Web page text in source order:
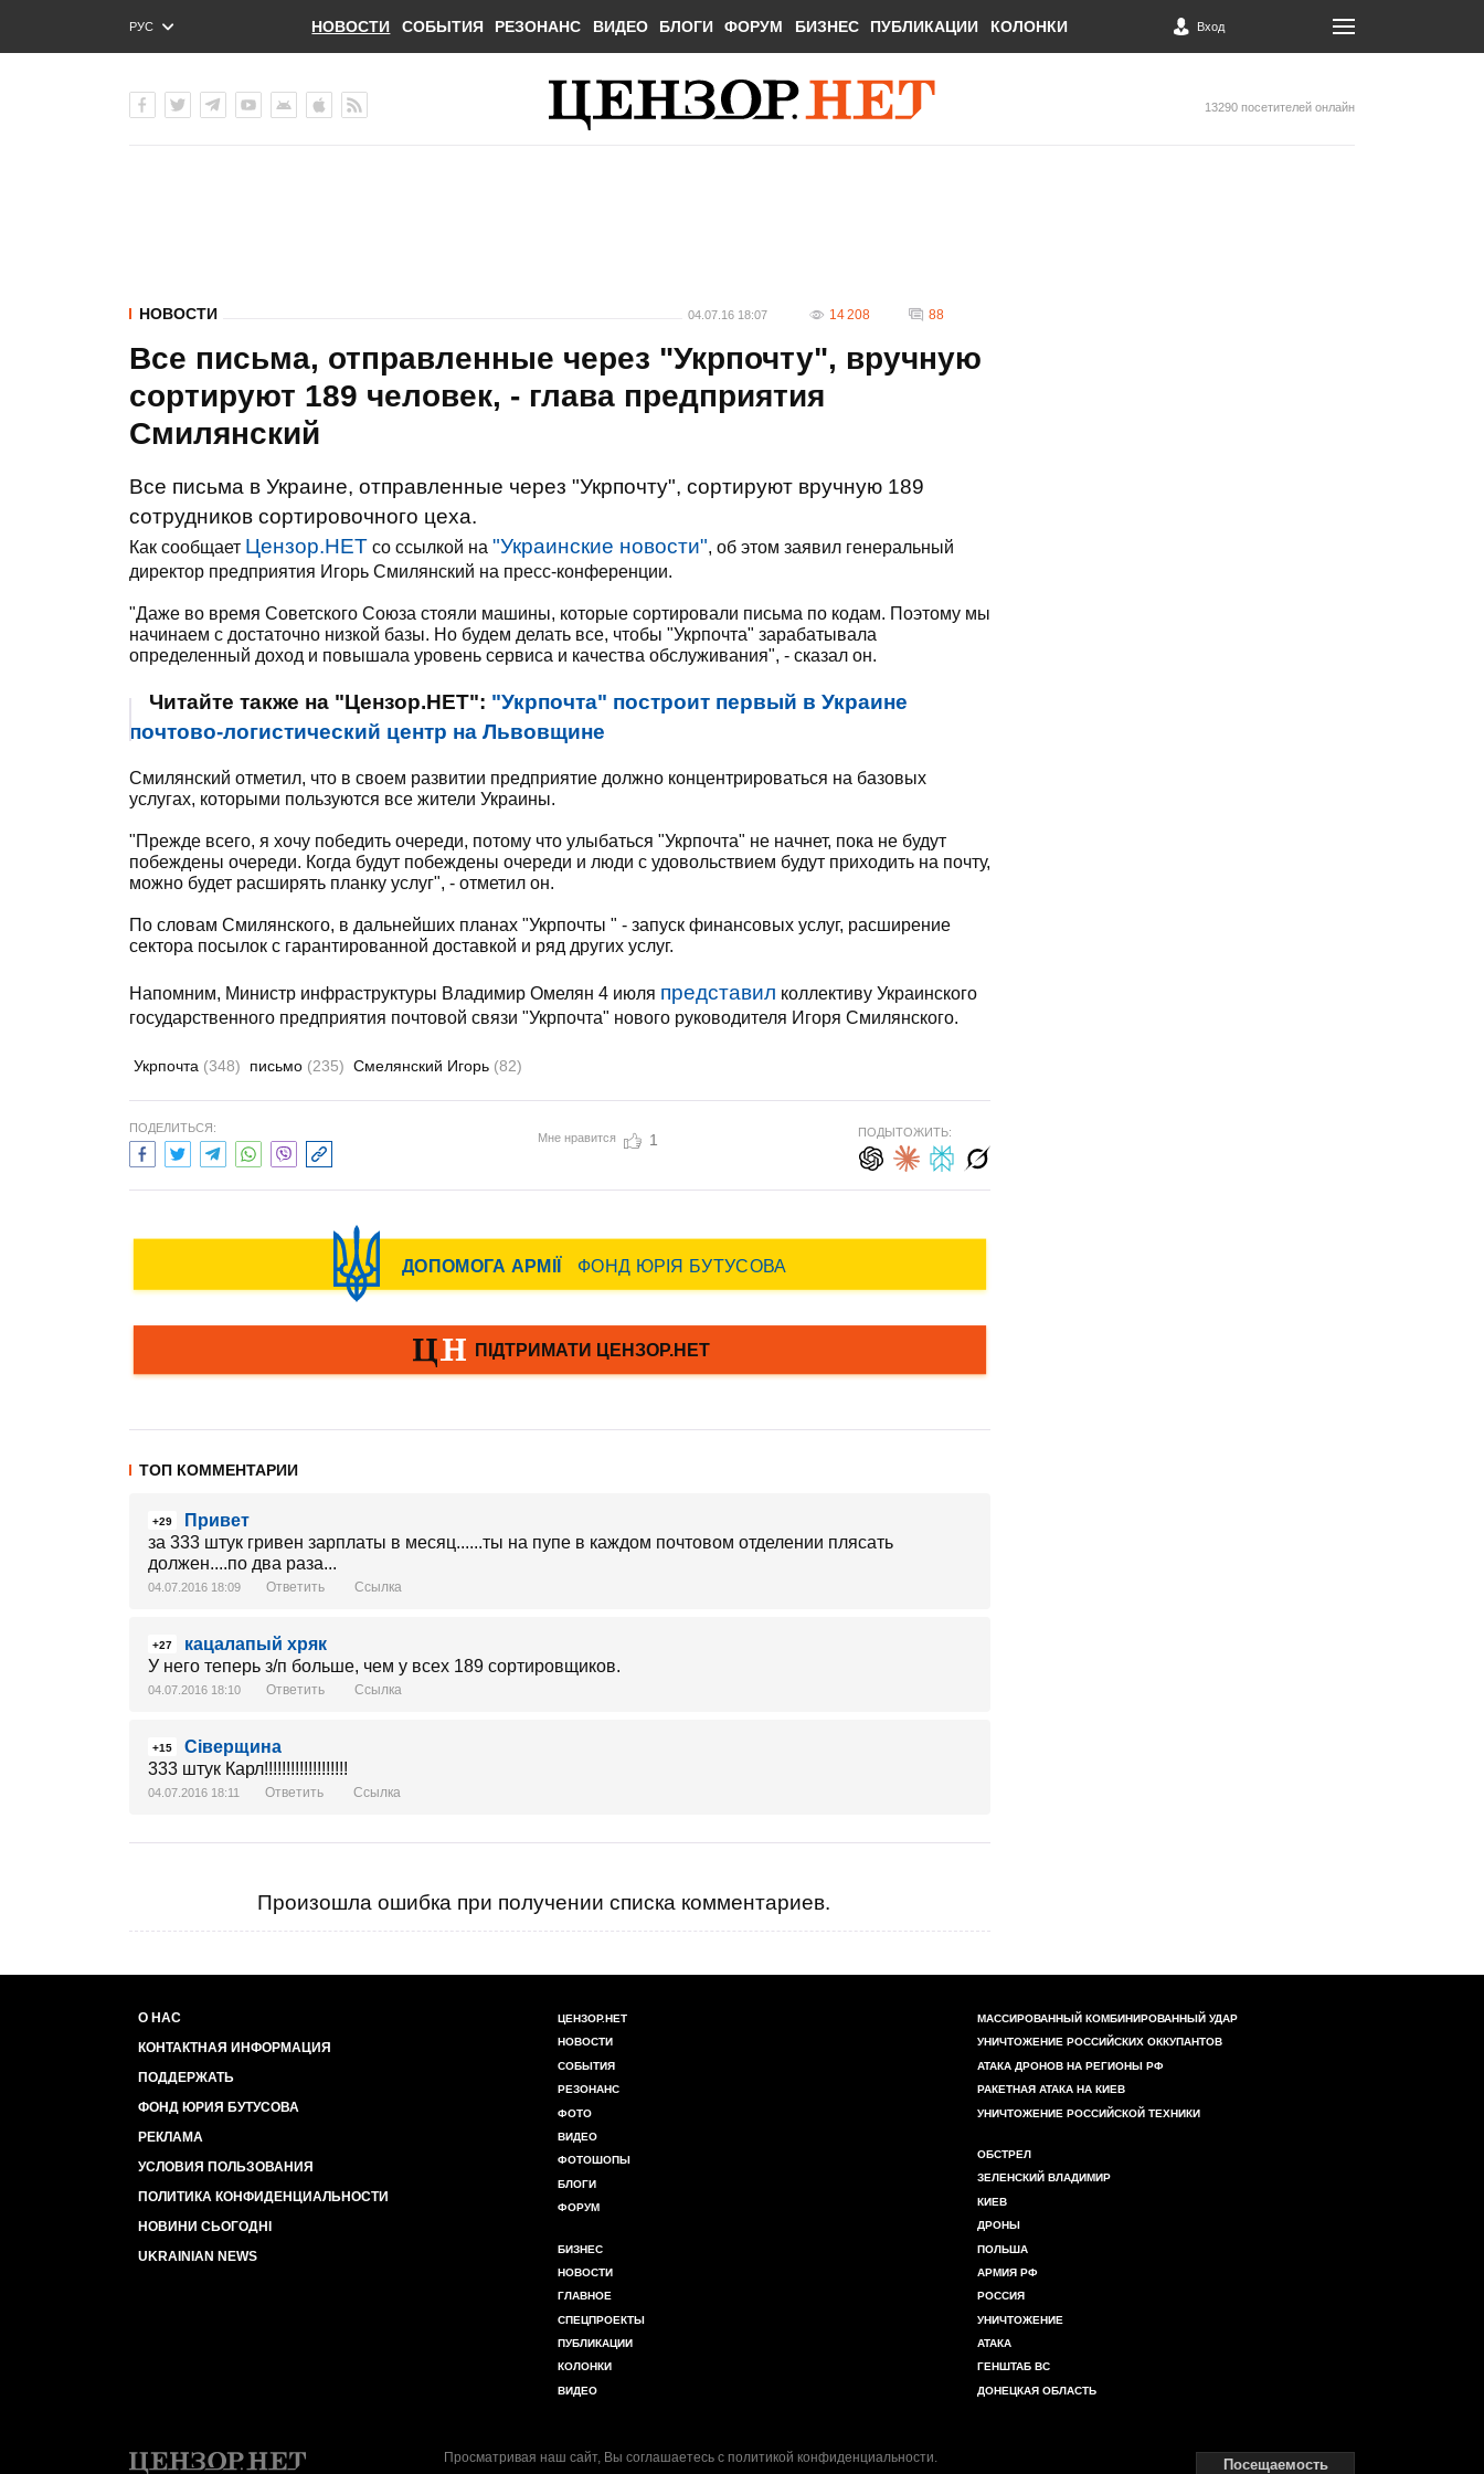
РУС
ENG
НОВОСТИ СОБЫТИЯ РЕЗОНАНС ВИДЕО БЛОГИ ФОРУМ БИЗНЕС ПУБЛИКАЦИИ КОЛОНКИ Вход
13290 посетителей онлайн
НОВОСТИ 04.07.16 18:07 14 208 88
Все письма, отправленные через "Укрпочту", вручную
сортируют 189 человек, - глава предприятия
Смилянский
Все письма в Украине, отправленные через "Укрпочту", сортируют вручную 189
сотрудников сортировочного цеха.
Как сообщает Цензор.НЕТ со ссылкой на "Украинские новости", об этом заявил генеральный
директор предприятия Игорь Смилянский на пресс-конференции.
"Даже во время Советского Союза стояли машины, которые сортировали письма по кодам. Поэтому мы
начинаем с достаточно низкой базы. Но будем делать все, чтобы "Укрпочта" зарабатывала
определенный доход и повышала уровень сервиса и качества обслуживания", - сказал он.
Читайте также на "Цензор.НЕТ": "Укрпочта" построит первый в Украине
почтово-логистический центр на Львовщине
Смилянский отметил, что в своем развитии предприятие должно концентрироваться на базовых
услугах, которыми пользуются все жители Украины.
"Прежде всего, я хочу победить очереди, потому что улыбаться "Укрпочта" не начнет, пока не будут
побеждены очереди. Когда будут побеждены очереди и люди с удовольствием будут приходить на почту,
можно будет расширять планку услуг", - отметил он.
По словам Смилянского, в дальнейших планах "Укрпочты " - запуск финансовых услуг, расширение
сектора посылок с гарантированной доставкой и ряд других услуг.
Напомним, Министр инфраструктуры Владимир Омелян 4 июля представил коллективу Украинского
государственного предприятия почтовой связи "Укрпочта" нового руководителя Игоря Смилянского.
Укрпочта (348) письмо (235) Смелянский Игорь (82)
ПОДЕЛИТЬСЯ:
Мне нравится 1 ПОДЫТОЖИТЬ:
ТОП КОММЕНТАРИИ
+29
Привет
за 333 штук гривен зарплаты в месяц......ты на пупе в каждом почтовом отделении плясать
должен....по два раза...
04.07.2016 18:09 Ответить Ссылка
+27
кацалапый хряк
У него теперь з/п больше, чем у всех 189 сортировщиков.
04.07.2016 18:10 Ответить Ссылка
+15
Сіверщина
333 штук Карл!!!!!!!!!!!!!!!!!!!
04.07.2016 18:11 Ответить Ссылка
Произошла ошибка при получении списка комментариев.
О НАС
КОНТАКТНАЯ ИНФОРМАЦИЯ
ПОДДЕРЖАТЬ
ФОНД ЮРИЯ БУТУСОВА
РЕКЛАМА
УСЛОВИЯ ПОЛЬЗОВАНИЯ
ПОЛИТИКА КОНФИДЕНЦИАЛЬНОСТИ
НОВИНИ СЬОГОДНІ
UKRAINIAN NEWS
ЦЕНЗОР.НЕТ
НОВОСТИ
СОБЫТИЯ
РЕЗОНАНС
ФОТО
ВИДЕО
ФОТОШОПЫ
БЛОГИ
ФОРУМ
БИЗНЕС
НОВОСТИ
ГЛАВНОЕ
СПЕЦПРОЕКТЫ
ПУБЛИКАЦИИ
КОЛОНКИ
ВИДЕО
МАССИРОВАННЫЙ КОМБИНИРОВАННЫЙ УДАР
УНИЧТОЖЕНИЕ РОССИЙСКИХ ОККУПАНТОВ
АТАКА ДРОНОВ НА РЕГИОНЫ РФ
РАКЕТНАЯ АТАКА НА КИЕВ
УНИЧТОЖЕНИЕ РОССИЙСКОЙ ТЕХНИКИ
ОБСТРЕЛ
ЗЕЛЕНСКИЙ ВЛАДИМИР
КИЕВ
ДРОНЫ
ПОЛЬША
АРМИЯ РФ
РОССИЯ
УНИЧТОЖЕНИЕ
АТАКА
ГЕНШТАБ ВС
ДОНЕЦКАЯ ОБЛАСТЬ
Просматривая наш сайт, Вы соглашаетесь с политикой конфиденциальности. Посещаемость